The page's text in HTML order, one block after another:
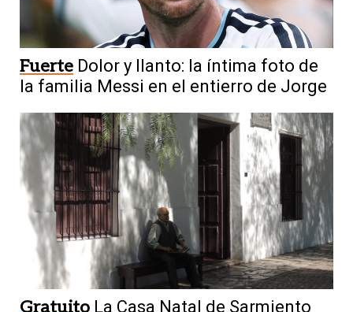
Fuerte Dolor y llanto: la íntima foto de
la familia Messi en el entierro de Jorge
Gratuito La Casa Natal de Sarmiento